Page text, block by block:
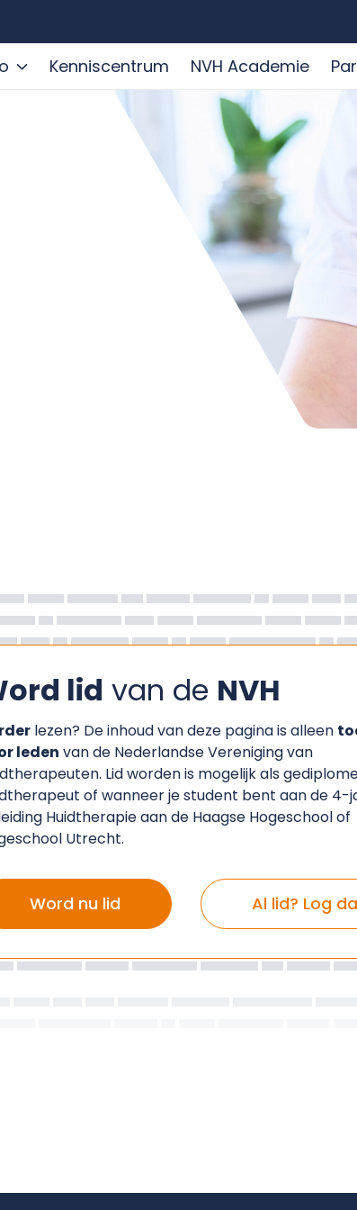
Kenniscentrum NVH Academie
lid van de NVH
lezen? De inhoud van deze pagina is alleen
leden van de Nederlandse Vereniging van
Lid worden is mogelijk als
of wanneer je student bent aan de 4-
Huidtherapie aan de Haagse Hogeschool of
Utrecht.
Word nu lid Al lid? Log